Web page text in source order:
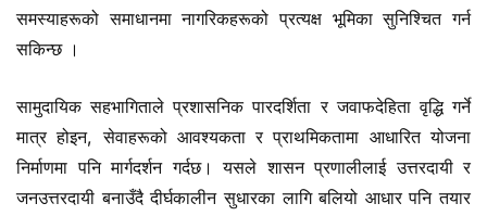
समस्याहरूको समाधानमा नागरिकहरूको प्रत्यक्ष भूमिका सुनिश्चित गर्न
सकिन्छ ।
सामुदायिक सहभागिताले प्रशासनिक पारदर्शिता र जवाफदेहिता वृद्धि गर्ने
मात्र होइन, सेवाहरूको आवश्यकता र प्राथमिकतामा आधारित योजना
निर्माणमा पनि मार्गदर्शन गर्दछ। यसले शासन प्रणालीलाई उत्तरदायी र
जनउत्तरदायी बनाउँदै दीर्घकालीन सुधारका लागि बलियो आधार पनि तयार